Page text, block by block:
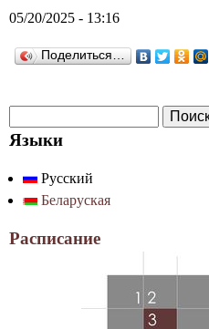
05/20/2025 - 13:16
Поделиться…
Ф
р
м
а
о
с
к
Языки
Русский
Беларуская
Расписание